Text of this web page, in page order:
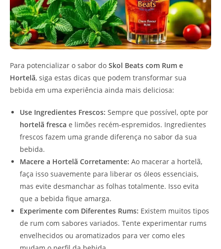
Para potencializar o sabor do Skol Beats com Rum e
Hortelã, siga estas dicas que podem transformar sua
bebida em uma experiência ainda mais deliciosa:
Use Ingredientes Frescos: Sempre que possível, opte por
hortelã fresca e limões recém-espremidos. Ingredientes
frescos fazem uma grande diferença no sabor da sua
bebida.
Macere a Hortelã Corretamente: Ao macerar a hortelã,
faça isso suavemente para liberar os óleos essenciais,
mas evite desmanchar as folhas totalmente. Isso evita
que a bebida fique amarga.
Experimente com Diferentes Rums: Existem muitos tipos
de rum com sabores variados. Tente experimentar rums
envelhecidos ou aromatizados para ver como eles